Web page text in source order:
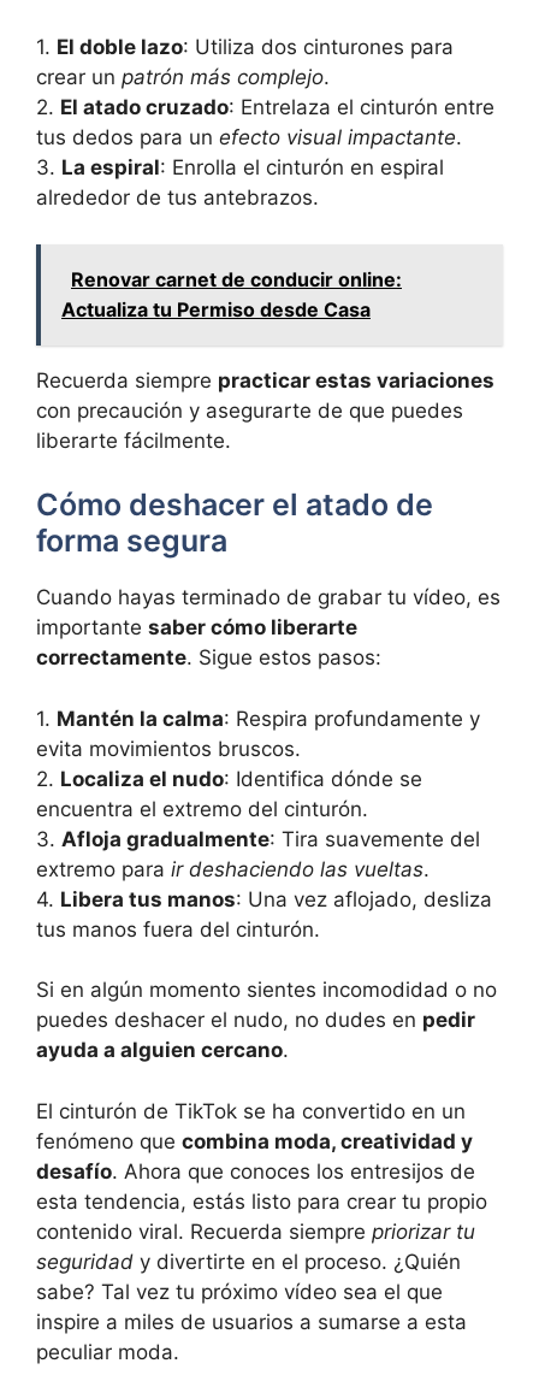
1. El doble lazo: Utiliza dos cinturones para
crear un patrón más complejo.
2. El atado cruzado: Entrelaza el cinturón entre
tus dedos para un efecto visual impactante.
3. La espiral: Enrolla el cinturón en espiral
alrededor de tus antebrazos.
Renovar carnet de conducir online:
Actualiza tu Permiso desde Casa
Recuerda siempre practicar estas variaciones
con precaución y asegurarte de que puedes
liberarte fácilmente.
Cómo deshacer el atado de
forma segura
Cuando hayas terminado de grabar tu vídeo, es
importante saber cómo liberarte
correctamente. Sigue estos pasos:
1. Mantén la calma: Respira profundamente y
evita movimientos bruscos.
2. Localiza el nudo: Identifica dónde se
encuentra el extremo del cinturón.
3. Afloja gradualmente: Tira suavemente del
extremo para ir deshaciendo las vueltas.
4. Libera tus manos: Una vez aflojado, desliza
tus manos fuera del cinturón.
Si en algún momento sientes incomodidad o no
puedes deshacer el nudo, no dudes en pedir
ayuda a alguien cercano.
El cinturón de TikTok se ha convertido en un
fenómeno que combina moda, creatividad y
desafío. Ahora que conoces los entresijos de
esta tendencia, estás listo para crear tu propio
contenido viral. Recuerda siempre priorizar tu
seguridad y divertirte en el proceso. ¿Quién
sabe? Tal vez tu próximo vídeo sea el que
inspire a miles de usuarios a sumarse a esta
peculiar moda.